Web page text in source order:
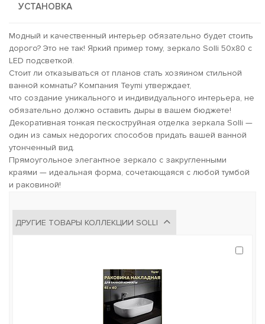
УСТАНОВКА
Модный и качественный интерьер обязательно будет стоить
дорого? Это не так! Яркий пример тому, зеркало Solli 50х80 с
LED подсветкой.
Стоит ли отказываться от планов стать хозяином стильной
ванной комнаты? Компания Teymi утверждает,
что создание уникального и индивидуального интерьера, не
обязательно должно оставить дыры в вашем бюджете!
Декоративная тонкая пескоструйная отделка зеркала Solli —
один из самых недорогих способов придать вашей ванной
утонченный вид.
Прямоугольное элегантное зеркало с закругленными
краями — идеальная форма, сочетающаяся с любой тумбой
и раковиной!
ДРУГИЕ ТОВАРЫ КОЛЛЕКЦИИ SOLLI